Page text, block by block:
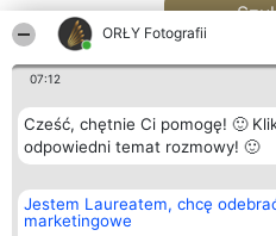
ORŁY Fotografii
07:12
Cześć, chętnie Ci pomogę! 🙂
odpowiedni temat rozmowy! 🙂
Jestem Laureatem, chcę
marketingowe
Organizator plebiscytu
Bright Side Solutions sp. z o.
o. sp. k.
Laureaci